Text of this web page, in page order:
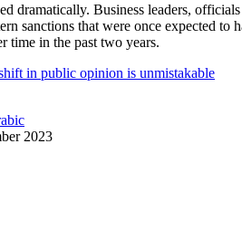
dramatically. Business leaders,
sanctions that were once expected to
time in the past two years.
in public opinion is unmistakable
2023